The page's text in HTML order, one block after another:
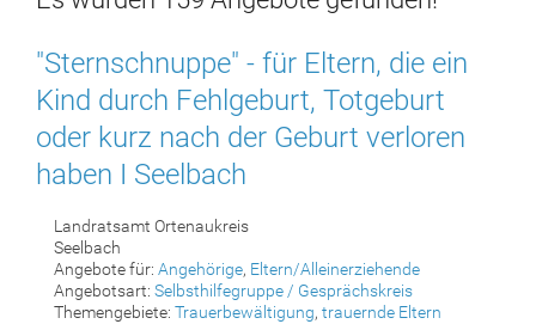
"Sternschnuppe" - für Eltern, die ein
Kind durch Fehlgeburt, Totgeburt
oder kurz nach der Geburt verloren
haben I Seelbach
Landratsamt Ortenaukreis
Seelbach
Angebote für: Angehörige, Eltern/Alleinerziehende
Angebotsart: Selbsthilfegruppe / Gesprächskreis
Themengebiete: Trauerbewältigung, trauernde Eltern